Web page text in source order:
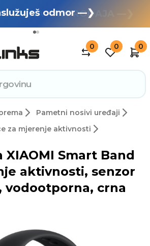
odmor —❯
RASPRODAJA —❯
0 0 0
Pametni nosivi uređaji
za mjerenje aktivnosti
XIAOMI Smart Band
aktivnosti, senzor
vodootporna, crna